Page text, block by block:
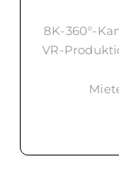
8K-360°-
VR-